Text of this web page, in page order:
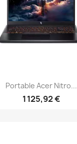
Portable Acer Nitro...
1 125,92 €